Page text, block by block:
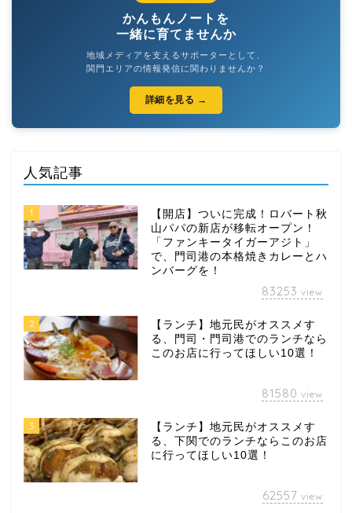
かんもんノートを
一緒に育てませんか
地域メディアを支えるサポーターとして、
関門エリアの情報発信に関わりませんか？
詳細を見る →
人気記事
1
【開店】ついに完成！ロバート秋
山パパの新店が移転オープン！
「ファンキータイガーアジト」
で、門司港の本格焼きカレーとハ
ンバーグを！
83253 view
2
【ランチ】地元民がオススメす
る、門司・門司港でのランチなら
このお店に行ってほしい10選！
81580 view
3
【ランチ】地元民がオススメす
る、下関でのランチならこのお店
に行ってほしい10選！
62557 view